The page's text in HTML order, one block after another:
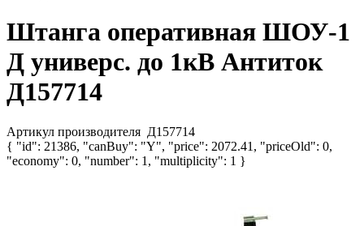
Штанга оперативная ШОУ-1
Д универс. до 1кВ Антиток
Д157714
Артикул производителя Д157714
{ "id": 21386, "canBuy": "Y", "price": 2072.41, "priceOld": 0,
"economy": 0, "number": 1, "multiplicity": 1 }